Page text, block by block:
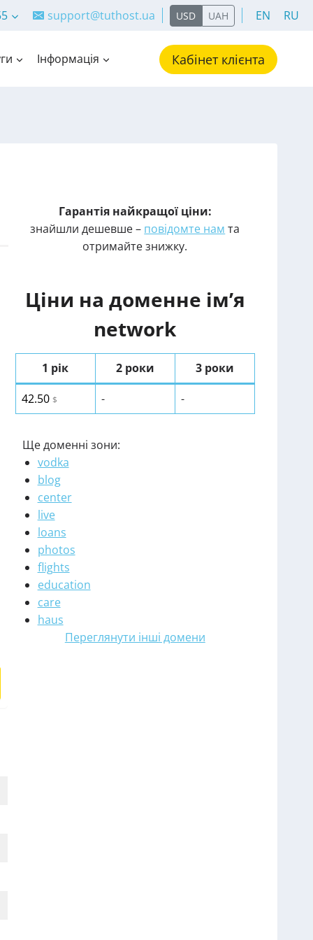
support@tuthost.ua USD UAH EN RU
Інформація Кабінет клієнта
Гарантія найкращої ціни:
знайшли дешевше – повідомте нам та
отримайте знижку.
Ціни на доменне ім’я
network
1 рік 2 роки
3 роки
42.50 $ - -
Ще доменні зони:
vodka
blog
center
live
loans
photos
flights
education
care
haus
Переглянути інші домени